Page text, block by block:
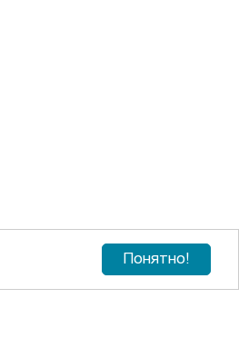
Понятно!